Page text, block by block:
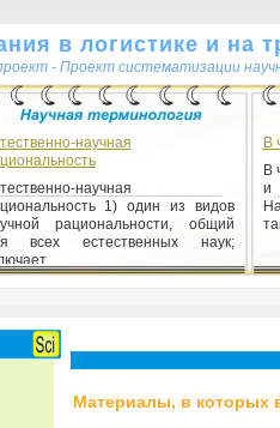
в логистике и на
проект - Проект систематизации
научная
научная
1) один из видов
рациональности, общий
всех естественных наук;
...
1) направленное
любого процесса,
предмета, имеющее
характер.
В
В
и
Материалы, в которых